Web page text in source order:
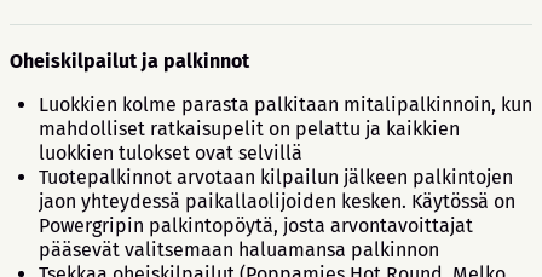
Oheiskilpailut ja palkinnot
Luokkien kolme parasta palkitaan mitalipalkinnoin, kun
mahdolliset ratkaisupelit on pelattu ja kaikkien
luokkien tulokset ovat selvillä
Tuotepalkinnot arvotaan kilpailun jälkeen palkintojen
jaon yhteydessä paikallaolijoiden kesken. Käytössä on
Powergripin palkintopöytä, josta arvontavoittajat
pääsevät valitsemaan haluamansa palkinnon